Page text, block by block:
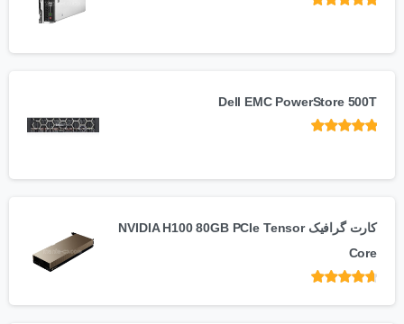
Dell EMC PowerStore 500T
کارت گرافیک NVIDIA H100 80GB PCIe Tensor
Core